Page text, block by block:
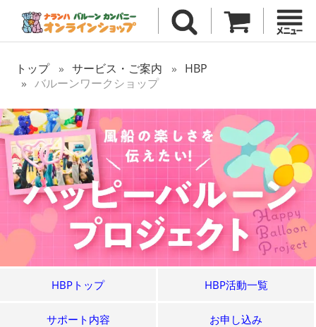
トップ サービス・ご案内
HBP
バルーンワークショップ
HBPトップ HBP活動一覧
サポート内容 お申し込み